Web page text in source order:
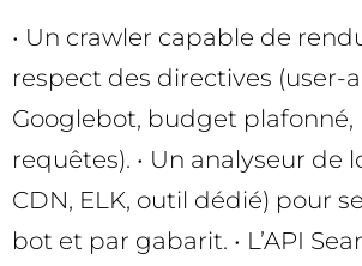
• Un crawler capable de
respect des directives (user-
Googlebot, budget plafonné,
requêtes). • Un analyseur de
CDN, ELK, outil dédié) pour
bot et par gabarit. • L’API